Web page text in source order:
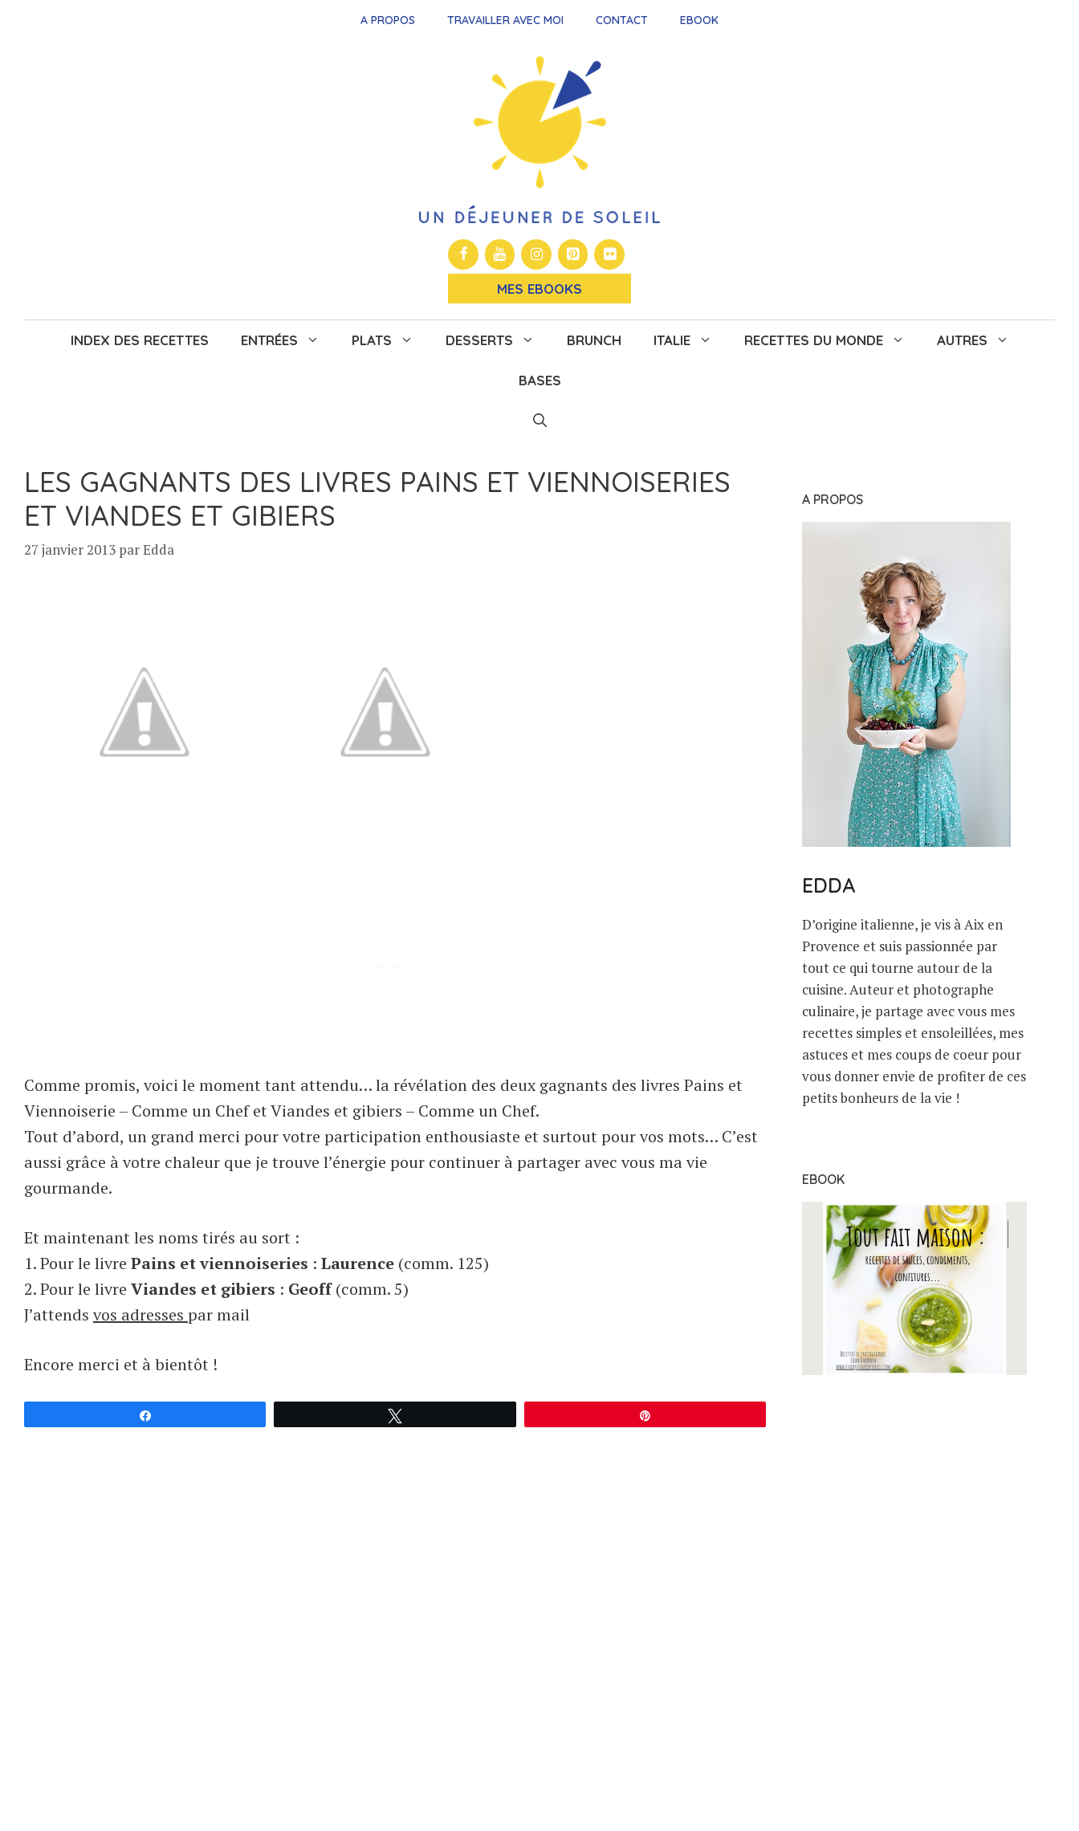
A PROPOS TRAVAILLER AVEC MOI CONTACT EBOOK
MES EBOOKS
INDEX DES RECETTES ENTRÉES PLATS DESSERTS BRUNCH ITALIE RECETTES DU MONDE AUTRES
BASES
LES GAGNANTS DES LIVRES PAINS ET VIENNOISERIES
ET VIANDES ET GIBIERS
27 janvier 2013 parEdda
Comme promis, voici le moment tant attendu… la révélation des deux gagnants des livres Pains et
Viennoiserie – Comme un Chef et Viandes et gibiers – Comme un Chef.
Tout d’abord, un grand merci pour votre participation enthousiaste et surtout pour vos mots… C’est
aussi grâce à votre chaleur que je trouve l’énergie pour continuer à partager avec vous ma vie
gourmande.
Et maintenant les noms tirés au sort :
1. Pour le livre Pains et viennoiseries : Laurence (comm. 125)
2. Pour le livre Viandes et gibiers : Geoff(comm. 5)
J’attends vos adresses par mail
Encore merci et à bientôt !
A PROPOS
EDDA
D’origine italienne, je vis à Aix en
Provence et suis passionnée par
tout ce qui tourne autour de la
cuisine. Auteur et photographe
culinaire, je partage avec vous mes
recettes simples et ensoleillées, mes
astuces et mes coups de coeur pour
vous donner envie de profiter de ces
petits bonheurs de la vie !
EBOOK